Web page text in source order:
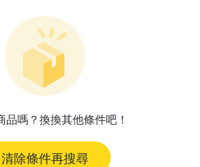
品嗎？換換其他條件吧！
清除條件再搜尋